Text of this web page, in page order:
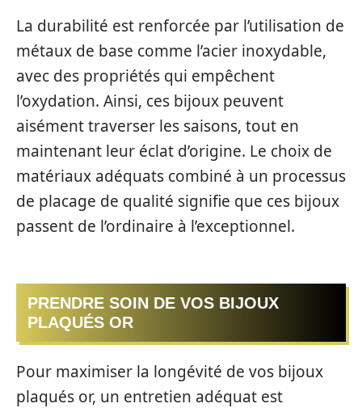
La durabilité est renforcée par l’utilisation de
métaux de base comme l’acier inoxydable,
avec des propriétés qui empêchent
l’oxydation. Ainsi, ces bijoux peuvent
aisément traverser les saisons, tout en
maintenant leur éclat d’origine. Le choix de
matériaux adéquats combiné à un processus
de placage de qualité signifie que ces bijoux
passent de l’ordinaire à l’exceptionnel.
PRENDRE SOIN DE VOS BIJOUX
PLAQUÉS OR
Pour maximiser la longévité de vos bijoux
plaqués or, un entretien adéquat est